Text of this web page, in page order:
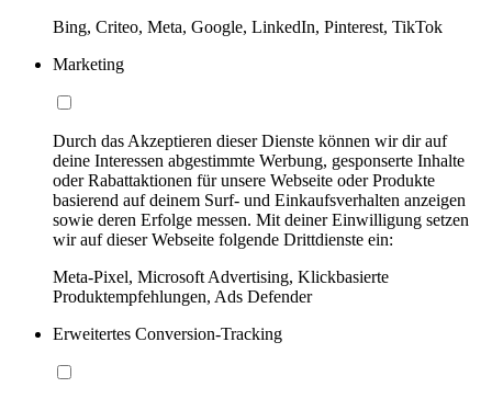
Bing, Criteo, Meta, Google, LinkedIn, Pinterest, TikTok
Marketing
Durch das Akzeptieren dieser Dienste können wir dir auf
deine Interessen abgestimmte Werbung, gesponserte Inhalte
oder Rabattaktionen für unsere Webseite oder Produkte
basierend auf deinem Surf- und Einkaufsverhalten anzeigen
sowie deren Erfolge messen. Mit deiner Einwilligung setzen
wir auf dieser Webseite folgende Drittdienste ein:
Meta-Pixel, Microsoft Advertising, Klickbasierte
Produktempfehlungen, Ads Defender
Erweitertes Conversion-Tracking